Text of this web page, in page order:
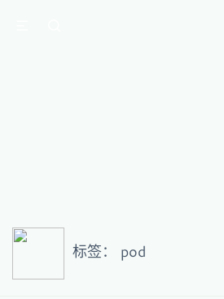
标签： pod